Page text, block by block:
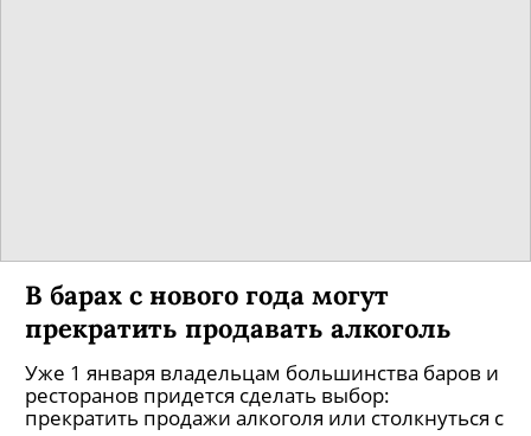
В барах с нового года могут
прекратить продавать алкоголь
Уже 1 января владельцам большинства баров и
ресторанов придется сделать выбор:
прекратить продажи алкоголя или столкнуться с